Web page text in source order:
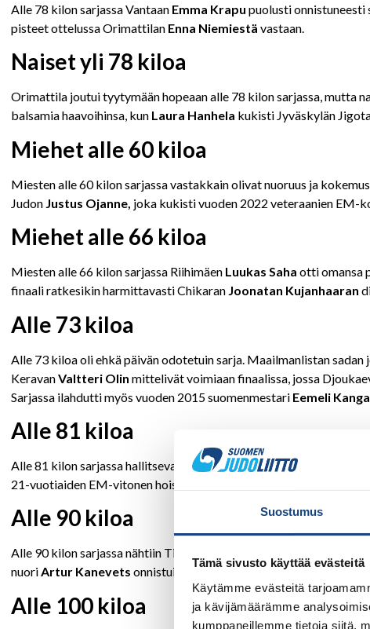
Suostumus
Tämä sivusto käyttää evästeitä
Käytämme evästeitä
ja kävijämäärämme
kumppaneillemme tietoja siitä,
Alle 78 kilon sarjassa Vantaan Emma Krapu puolusti
pisteet ottelussa Orimattilan Enna Niemiestä vastaan.
Naiset yli 78 kiloa
Orimattila joutui tyytymään hopeaan alle 78 kilon sarjassa, mutta
balsamia haavoihinsa, kun Laura Hanhela kukisti Jyväskylän
Miehet alle 60 kiloa
Miesten alle 60 kilon sarjassa vastakkain olivat nuoruus ja
Judon Justus Ojanne, joka kukisti vuoden 2022 veteraanien EM-
Miehet alle 66 kiloa
Miesten alle 66 kilon sarjassa Riihimäen Luukas Saha otti omansa
finaali ratkesikin harmittavasti Chikaran Joonatan Kujanhaaran
Alle 73 kiloa
Alle 73 kiloa oli ehkä päivän odotetuin sarja. Maailmanlistan
KeravanValtteri Olin mittelivät voimiaan finaalissa, jossa
Sarjassa ilahdutti myös vuoden 2015 suomenmestari Eemeli
Alle 81 kiloa
Alle 81 kilon sarjassa hallitseva suomenmestari, Nokian
21-vuotiaiden EM-vitonen hoisi tyylikkäästi myös finaalin
Alle 90 kiloa
Alle 90 kilon sarjassa nähtiin Tikkurilan edustajien keskinäinen
nuoriArtur Kanevets onnistui kukistamaan kokeneemman
Alle 100 kiloa